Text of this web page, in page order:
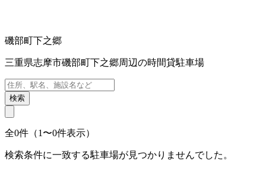
磯部町下之郷
三重県志摩市磯部町下之郷周辺の時間貸駐車場
検索
全0件（1〜0件表示）
検索条件に一致する駐車場が見つかりませんでした。